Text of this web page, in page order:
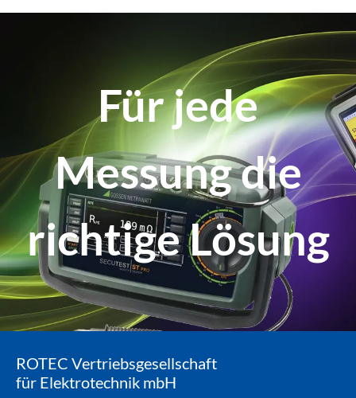
Für jede
Messung die
richtige Lösung
ROTEC Vertriebsgesellschaft
für Elektrotechnik mbH